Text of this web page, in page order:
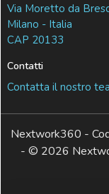
Via Moretto da
Milano - Italia
CAP 20133
Contatti
Contatta il nostro
Nextwork360 -
- © 2026